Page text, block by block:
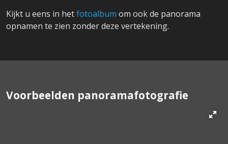
Kijkt u eens in hetfotoalbum om ook de panorama
opnamen te zien zonder deze vertekening.
Voorbeelden panoramafotografie